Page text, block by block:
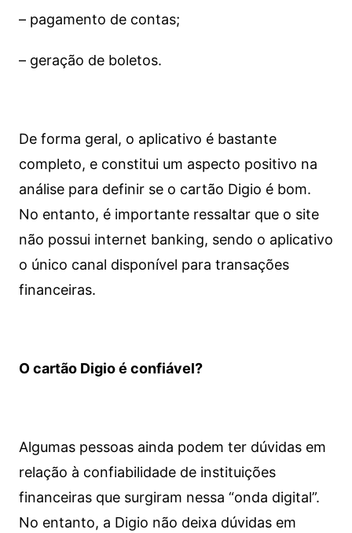
– pagamento de contas;
– geração de boletos.
De forma geral, o aplicativo é bastante
completo, e constitui um aspecto positivo na
análise para definir se o cartão Digio é bom.
No entanto, é importante ressaltar que o site
não possui internet banking, sendo o aplicativo
o único canal disponível para transações
financeiras.
O cartão Digio é confiável?
Algumas pessoas ainda podem ter dúvidas em
relação à confiabilidade de instituições
financeiras que surgiram nessa “onda digital”.
No entanto, a Digio não deixa dúvidas em